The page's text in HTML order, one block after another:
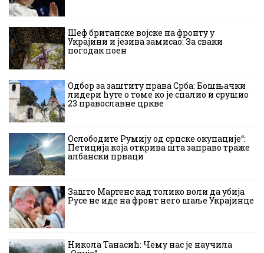
Шеф британске војске на фронту у
Украјини и језива замисао: За сваки
погодак поен
Одбор за заштиту права Срба: Бошњачки
лидери ћуте о томе ко је спалио и срушио
23 православне цркве
Ослободите Румију од српске окупације“:
Петиција која открива шта заправо траже
албански прваци
Зашто Мартенс кад толико воли да убија
Русе не иде на фронт него шаље Украјинце
Никола Танасић: Чему нас је научила